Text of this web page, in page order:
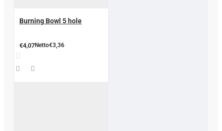
Burning Bowl 5 hole
€4,07Netto€3,36